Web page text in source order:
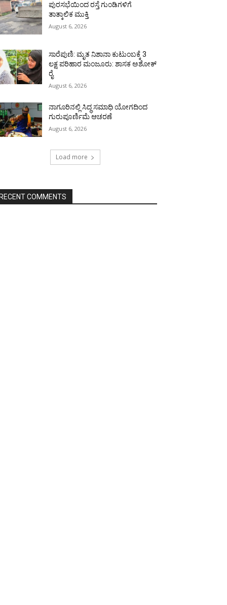
ಪುರಸಭೆಯಿಂದ ರಸ್ತೆ ಗುಂಡಿಗಳಿಗೆ
ತಾತ್ಕಾಲಿಕ ಮುಕ್ತಿ
August 6, 2026
ಸಾರೆಪುಣಿ: ಮೃತ ನಿಶಾನಾ ಕುಟುಂಬಕ್ಕೆ 3
ಲಕ್ಷ ಪರಿಹಾರ ಮಂಜೂರು: ಶಾಸಕ ಅಶೋಕ್
ರೈ
August 6, 2026
ನಾಗೂರಿನಲ್ಲಿ ಸಿದ್ಧ ಸಮಾಧಿ ಯೋಗದಿಂದ
ಗುರುಪೂರ್ಣಿಮೆ ಆಚರಣೆ
August 6, 2026
Load more
COMMENTS